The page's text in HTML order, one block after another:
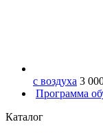
с воздуха 3
Программа
Каталог